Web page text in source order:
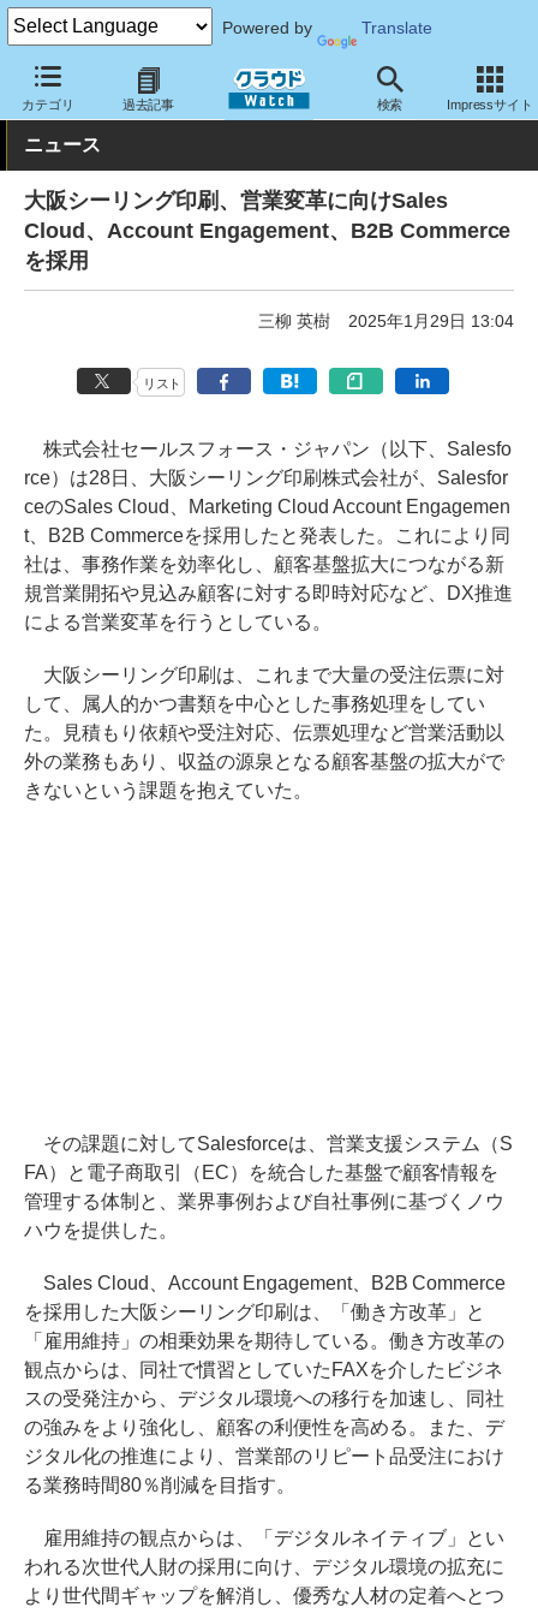
Powered by Translate
カテゴリ 過去記事 検索 Impressサイト
クラウド Watch トピック 導入事例 クラウド
ニュース
大阪シーリング印刷、営業変革に向けSales
Cloud、Account Engagement、B2B Commerce
を採用
三柳 英樹 2025年1月29日 13:04
リスト
株式会社セールスフォース・ジャパン（以下、Salesfo
rce）は28日、大阪シーリング印刷株式会社が、Salesfor
ceのSales Cloud、Marketing Cloud Account Engagemen
t、B2B Commerceを採用したと発表した。これにより同
社は、事務作業を効率化し、顧客基盤拡大につながる新
規営業開拓や見込み顧客に対する即時対応など、DX推進
による営業変革を行うとしている。
大阪シーリング印刷は、これまで大量の受注伝票に対
して、属人的かつ書類を中心とした事務処理をしてい
た。見積もり依頼や受注対応、伝票処理など営業活動以
外の業務もあり、収益の源泉となる顧客基盤の拡大がで
きないという課題を抱えていた。
その課題に対してSalesforceは、営業支援システム（S
FA）と電子商取引（EC）を統合した基盤で顧客情報を
管理する体制と、業界事例および自社事例に基づくノウ
ハウを提供した。
Sales Cloud、Account Engagement、B2B Commerce
を採用した大阪シーリング印刷は、「働き方改革」と
「雇用維持」の相乗効果を期待している。働き方改革の
観点からは、同社で慣習としていたFAXを介したビジネ
スの受発注から、デジタル環境への移行を加速し、同社
の強みをより強化し、顧客の利便性を高める。また、デ
ジタル化の推進により、営業部のリピート品受注におけ
る業務時間80％削減を目指す。
雇用維持の観点からは、「デジタルネイティブ」とい
われる次世代人財の採用に向け、デジタル環境の拡充に
より世代間ギャップを解消し、優秀な人材の定着へとつ